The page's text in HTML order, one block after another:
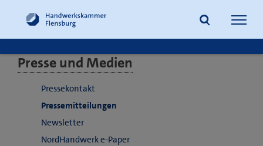
Presse und Medien
Pressekontakt
Pressemitteilungen
Newsletter
NordHandwerk e-Paper